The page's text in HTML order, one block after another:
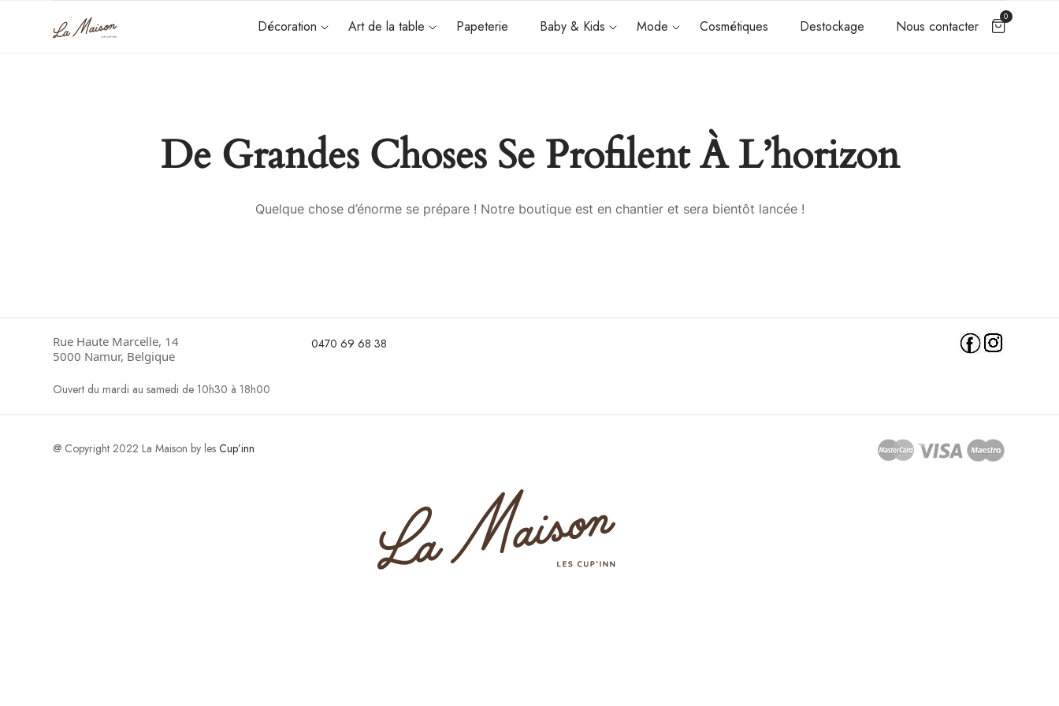
Décoration Art de la table Papeterie Baby & Kids Mode Cosmétiques Destockage Nous contacter
0
De Grandes Choses Se Profilent À L’horizon
Quelque chose d’énorme se prépare ! Notre boutique est en chantier et sera bientôt lancée !
Rue Haute Marcelle, 14
5000 Namur, Belgique
Ouvert du mardi au samedi de 10h30 à 18h00
0470 69 68 38
@ Copyright 2022 La Maison by lesCup’inn